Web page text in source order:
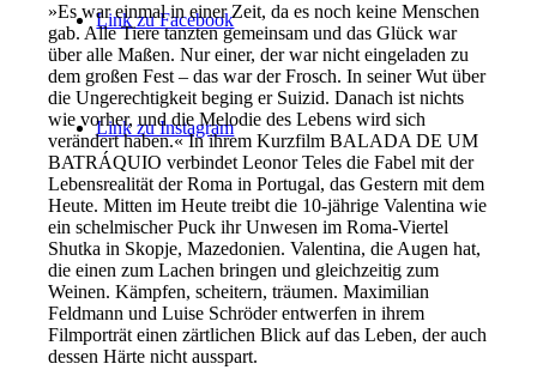
Link zu Facebook
Link zu Instagram
»Es war einmal in einer Zeit, da es noch keine Menschen
gab. Alle Tiere tanzten gemeinsam und das Glück war
über alle Maßen. Nur einer, der war nicht eingeladen zu
dem großen Fest – das war der Frosch. In seiner Wut über
die Ungerechtigkeit beging er Suizid. Danach ist nichts
wie vorher, und die Melodie des Lebens wird sich
verändert haben.« In ihrem Kurzfilm BALADA DE UM
BATRÁQUIO verbindet Leonor Teles die Fabel mit der
Lebensrealität der Roma in Portugal, das Gestern mit dem
Heute. Mitten im Heute treibt die 10-jährige Valentina wie
ein schelmischer Puck ihr Unwesen im Roma-Viertel
Shutka in Skopje, Mazedonien. Valentina, die Augen hat,
die einen zum Lachen bringen und gleichzeitig zum
Weinen. Kämpfen, scheitern, träumen. Maximilian
Feldmann und Luise Schröder entwerfen in ihrem
Filmporträt einen zärtlichen Blick auf das Leben, der auch
dessen Härte nicht ausspart.